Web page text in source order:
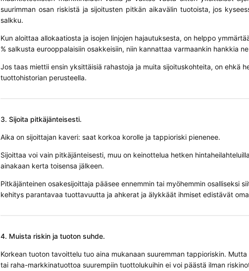
suurimman osan riskistä ja sijoitusten pitkän aikavälin tuotoista, jos
salkku.
Kun aloittaa allokaatiosta ja isojen linjojen hajautuksesta, on helppo
% salkusta eurooppalaisiin osakkeisiin, niin kannattaa varmaankin hankkia
Jos taas miettii ensin yksittäisiä rahastoja ja muita sijoituskohteita, on ehkä
tuottohistorian perusteella.
3. Sijoita pitkäjänteisesti.
Aika on sijoittajan kaveri: saat korkoa korolle ja tappioriski pienenee.
Sijoittaa voi vain pitkäjänteisesti, muu on keinottelua hetken
ainakaan kerta toisensa jälkeen.
Pitkäjänteinen osakesijoittaja pääsee ennemmin tai myöhemmin
kehitys parantavaa tuottavuutta ja ahkerat ja älykkäät ihmiset edistävät
4. Muista riskin ja tuoton suhde.
Korkean tuoton tavoittelu tuo aina mukanaan suuremman tappioriskin.
tai raha-markkinatuottoa suurempiin tuottolukuihin ei voi päästä ilman